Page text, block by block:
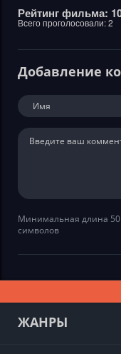
Рейтинг фильма:
Всего проголосовали:2
Добавление
Минимальная длина 50
символов
ЖАНРЫ